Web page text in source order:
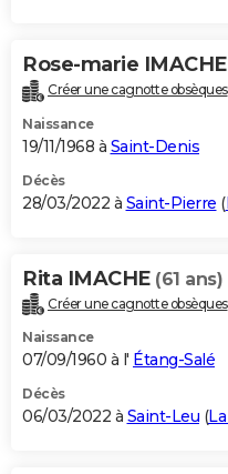
Rose-marie IMACHE
Créer une cagnotte obsèques
Naissance
19/11/1968 à Saint-Denis
Décès
28/03/2022 à Saint-Pierre (
Rita IMACHE (61 ans)
Créer une cagnotte obsèques
Naissance
07/09/1960 à l' Étang-Salé
Décès
06/03/2022 à Saint-Leu (